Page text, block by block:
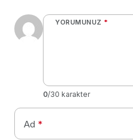
YORUMUNUZ *
0/30 karakter
Ad *